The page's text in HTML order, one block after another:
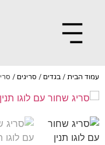
הבית/בגדים/סריגים / סריג שחור